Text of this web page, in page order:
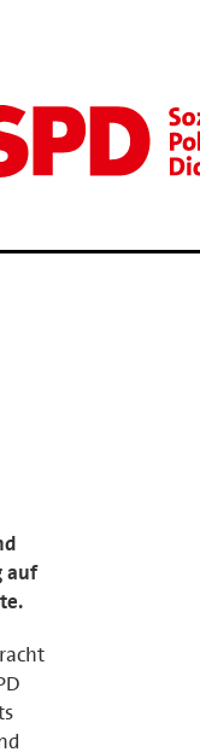
auf